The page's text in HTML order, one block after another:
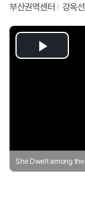
부산권역센터 강옥선
Play
She Dwelt among